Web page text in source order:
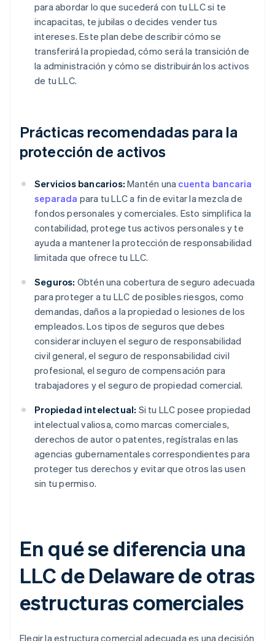
para abordar lo que sucederá con tu LLC si te
incapacitas, te jubilas o decides vender tus
intereses. Este plan debe describir cómo se
transferirá la propiedad, cómo será la transición de
la administración y cómo se distribuirán los activos
de tu LLC.
Prácticas recomendadas para la
protección de activos
Servicios bancarios: Mantén una cuenta bancaria
separada para tu LLC a fin de evitar la mezcla de
fondos personales y comerciales. Esto simplifica la
contabilidad, protege tus activos personales y te
ayuda a mantener la protección de responsabilidad
limitada que ofrece tu LLC.
Seguros: Obtén una cobertura de seguro adecuada
para proteger a tu LLC de posibles riesgos, como
demandas, daños a la propiedad o lesiones de los
empleados. Los tipos de seguros que debes
considerar incluyen el seguro de responsabilidad
civil general, el seguro de responsabilidad civil
profesional, el seguro de compensación para
trabajadores y el seguro de propiedad comercial.
Propiedad intelectual: Si tu LLC posee propiedad
intelectual valiosa, como marcas comerciales,
derechos de autor o patentes, regístralas en las
agencias gubernamentales correspondientes para
proteger tus derechos y evitar que otros las usen
sin tu permiso.
En qué se diferencia una
LLC de Delaware de otras
estructuras comerciales
Elegir la estructura comercial adecuada es una decisión